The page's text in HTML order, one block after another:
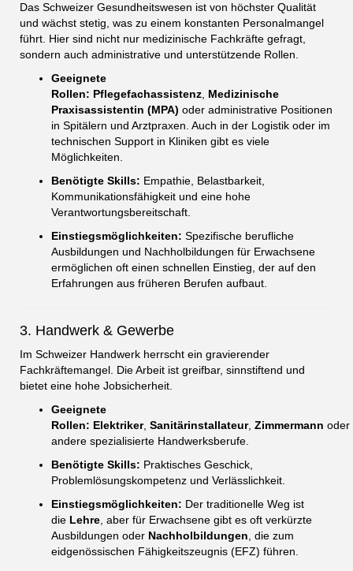
Das Schweizer Gesundheitswesen ist von höchster Qualität
und wächst stetig, was zu einem konstanten Personalmangel
führt. Hier sind nicht nur medizinische Fachkräfte gefragt,
sondern auch administrative und unterstützende Rollen.
Geeignete
Rollen: Pflegefachassistenz Medizinische
Praxisassistentin (MPA) oder administrative Positionen
in Spitälern und Arztpraxen. Auch in der Logistik oder im
technischen Support in Kliniken gibt es viele
Möglichkeiten.
Benötigte Skills: Empathie, Belastbarkeit,
Kommunikationsfähigkeit und eine hohe
Verantwortungsbereitschaft.
Einstiegsmöglichkeiten: Spezifische berufliche
Ausbildungen und Nachholbildungen für Erwachsene
ermöglichen oft einen schnellen Einstieg, der auf den
Erfahrungen aus früheren Berufen aufbaut.
3. Handwerk & Gewerbe
Im Schweizer Handwerk herrscht ein gravierender
Fachkräftemangel. Die Arbeit ist greifbar, sinnstiftend und
bietet eine hohe Jobsicherheit.
Geeignete
Rollen: Elektriker, Sanitärinstallateur, Zimmermann oder
andere spezialisierte Handwerksberufe.
Benötigte Skills: Praktisches Geschick,
Problemlösungskompetenz und Verlässlichkeit.
Einstiegsmöglichkeiten: Der traditionelle Weg ist
die Lehre , aber für Erwachsene gibt es oft verkürzte
Ausbildungen oder Nachholbildungen , die zum
eidgenössischen Fähigkeitszeugnis (EFZ) führen.